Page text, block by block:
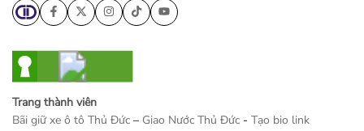
Trang thành viên
Bãi giữ xe ô tô Thủ Đức – Giao Nước Thủ Đức - Tạo bio link